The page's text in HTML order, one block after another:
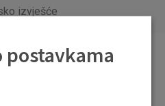
izvješće